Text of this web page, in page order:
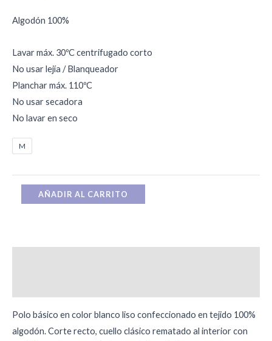
Algodón 100%
Lavar máx. 30ºC centrifugado corto
No usar lejía / Blanqueador
Planchar máx. 110ºC
No usar secadora
No lavar en seco
M
AÑADIR AL CARRITO
Polo básico en color blanco liso confeccionado en tejido 100%
algodón. Corte recto, cuello clásico rematado al interior con